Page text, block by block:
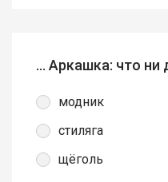
… Аркашка: что ни
модник
стиляга
щёголь